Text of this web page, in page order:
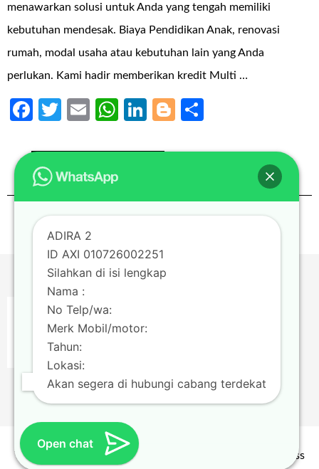
menawarkan solusi untuk Anda yang tengah memiliki
kebutuhan mendesak. Biaya Pendidikan Anak, renovasi
rumah, modal usaha atau kebutuhan lain yang Anda
perlukan. Kami hadir memberikan kredit Multi …
Facebook
Twitter
EmailWhatsApp
LinkedIn
Blogger
0
Paginasi
Theme by Scissor Themes WordPress
ADIRA 2
ID AXI 010726002251
Silahkan di isi lengkap
Nama :
No Telp/wa:
Merk Mobil/motor:
Tahun:
Lokasi:
Akan segera di hubungi cabang terdekat
Open chat